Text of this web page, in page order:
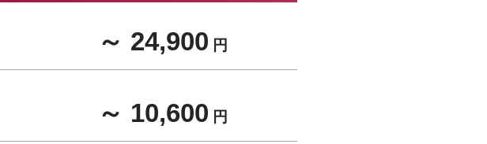
～ 24,900 円
～ 10,600 円